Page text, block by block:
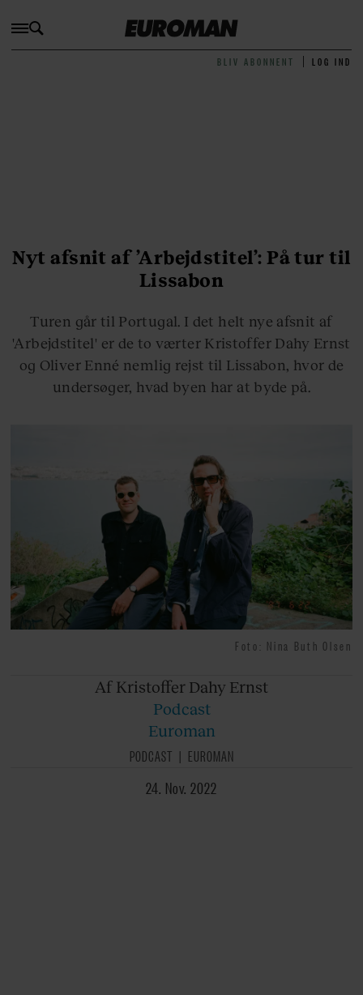
BLIV ABONNENT LOG IND
Nyt afsnit af ’Arbejdstitel’: På tur til
Lissabon
Turen går til Portugal. I det helt nye afsnit af
'Arbejdstitel' er de to værter Kristoffer Dahy Ernst
og Oliver Enné nemlig rejst til Lissabon, hvor de
undersøger, hvad byen har at byde på.
Foto: Nina Buth Olsen
Af Kristoffer Dahy Ernst
Podcast
Euroman
PODCAST
EUROMAN
24. Nov. 2022